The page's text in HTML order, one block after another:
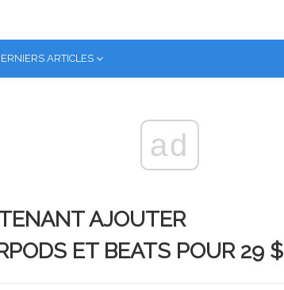
ARTICLES
ad
AJOUTER
ET BEATS POUR 29 $